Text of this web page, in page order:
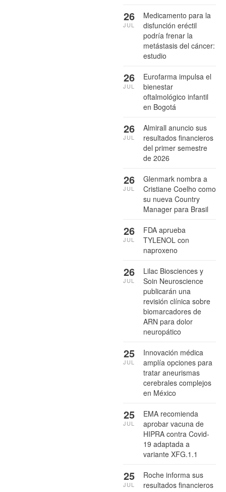
Medicamento para la
disfunción eréctil
podría frenar la
metástasis del cáncer:
estudio
26
JUL
Eurofarma impulsa el
bienestar
oftalmológico infantil
en Bogotá
26
JUL
Almirall anuncio sus
resultados financieros
del primer semestre
de 2026
26
JUL
Glenmark nombra a
Cristiane Coelho como
su nueva Country
Manager para Brasil
26
JUL
FDA aprueba
TYLENOL con
naproxeno
26
JUL
Lilac Biosciences y
Soin Neuroscience
publicarán una
revisión clínica sobre
biomarcadores de
ARN para dolor
neuropático
26
JUL
Innovación médica
amplía opciones para
tratar aneurismas
cerebrales complejos
en México
25
JUL
EMA recomienda
aprobar vacuna de
HIPRA contra Covid-
19 adaptada a
variante XFG.1.1
25
JUL
Roche informa sus
resultados financieros
25
JUL